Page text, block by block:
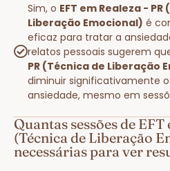
Sim, o EFT em Realeza -
Liberação Emocional) é
eficaz para tratar a
relatos pessoais sugerem
PR (Técnica de Liberação
diminuir significativamente
ansiedade, mesmo em
Quantas sessões de EFT
(Técnica de Liberação
necessárias para ver